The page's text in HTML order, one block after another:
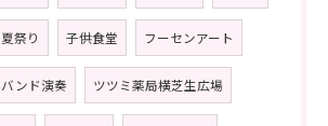
夏祭り 子供食堂 フーセンアート
バンド演奏 ツツミ薬局横芝生広場